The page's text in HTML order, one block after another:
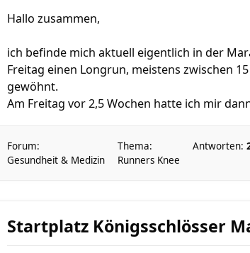
Hallo zusammen,
ich befinde mich aktuell eigentlich in der
Freitag einen Longrun, meistens zwischen
gewöhnt.
Am Freitag vor 2,5 Wochen hatte ich mir
Forum:
Gesundheit & Medizin
Thema:
Runners Knee
Antworten:
Startplatz Königsschlösser